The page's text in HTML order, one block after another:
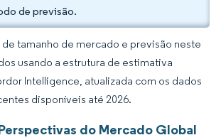
de previsão.
tamanho de mercado e previsão neste
usando a estrutura de estimativa
Intelligence, atualizada com os dados
disponíveis até 2026.
do Mercado Global